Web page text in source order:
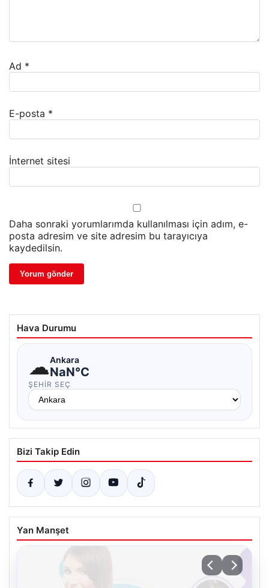
Ad *
E-posta *
İnternet sitesi
Daha sonraki yorumlarımda kullanılması için adım, e-
posta adresim ve site adresim bu tarayıcıya
kaydedilsin.
Hava Durumu
☁Ankara
NaN°C
ŞEHIR SEÇ
Bizi Takip Edin
Yan Manşet